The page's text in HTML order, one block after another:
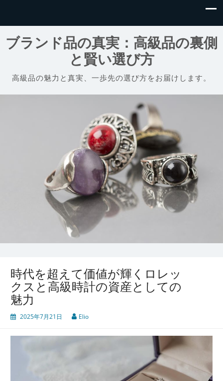
ブランド品の真実：高級品の裏側
と賢い選び方
高級品の魅力と真実、一歩先の選び方をお届けします。
時代を超えて価値が輝くロレッ
クスと高級時計の資産としての
魅力
2025年7月21日 Elio